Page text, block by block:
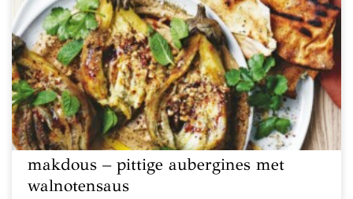
makdous – pittige aubergines met
walnotensaus